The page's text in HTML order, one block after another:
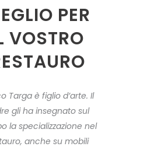
PER
VOSTRO
Targa è figlio d’arte. Il
gli ha insegnato sul
la specializzazione nel
anche su mobili